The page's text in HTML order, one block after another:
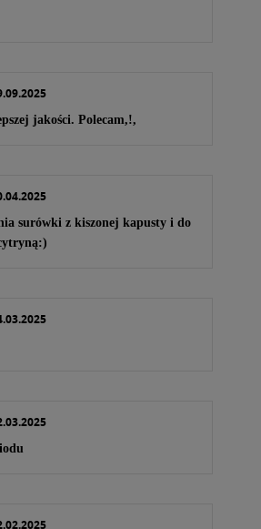
jakości. Polecam,!,
surówki z kiszonej kapusty i do